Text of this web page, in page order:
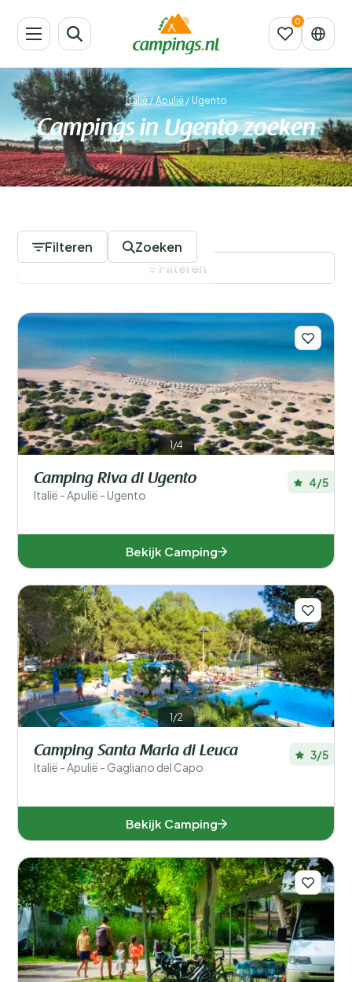
Italië/Apulië/ Ugento
Campings in Ugento zoeken
Filteren Zoeken
Populaire filters
Type accommodatie
Zwemmen
Algemeen
Filteren
1/4
Camping Riva di Ugento
Italië - Apulië - Ugento
4/5
Bekijk Camping
1/2
Camping Santa Maria di Leuca
Italië - Apulië - Gagliano del Capo
3/5
Bekijk Camping